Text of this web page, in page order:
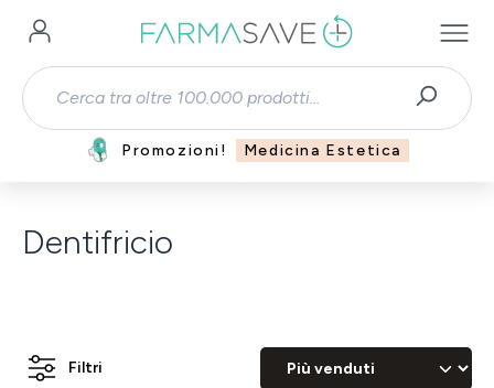
Passa al contenuto principale
Promozioni! Medicina Estetica
Dentifricio
Filtri